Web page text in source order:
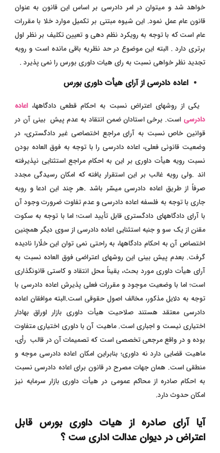
خواهد شد و میتوان در امر دادرسی بر اساس این قانون به عنوان
قانون عام عمل نمود. این شیوه مبتنی بر تکمیل موارد خلا با مقررات
عام است که با توجه به رویکرد نظم دهی و تعیین تکلیف بر نظر اول
برتری دارد . البته این موضوع در حد نظریه باقی مانده است و رویه
تجدید نظر خواهی نسبت به رای هیات داوری بورس را نمی پذیرد .
اعاده دادرسی از آرای هیأت داوری بورس
یکی از روشهای اعتراض نسبت به احکام قطعی دادگاهها، اعاده
دادرسی است. برخی استادان ضمن انتقاد به عدم پیش بینی آن در
قوانین خاص نسبت به آرای مراجع اختصاصی غیر دادگستری، در
وضعیت قانونی فعلی، اعاده دادرسی را با توجه به فوق العاده بودن
نسبت رویه هیأت داوری بر این به احکام مراجع استثنایی نپذیرفته
اند .ولی رویه غالب بر این استقرار یافته که امکان رسیدگی مجدد
صرفاً از طریق اعاده دادرسی میسّر باشد .هر چند این ادعا و رویه
جاری با توجه به فلسفه اعاده دادرسی و عدم تفاوت ضرورت وجود آن
با آرای دادگاههای دادگستری قابل تأیید است؛ اما با توجه به سکوت
مقنن از یک سو و جنبه استثنایی اعاده دادرسی از سوی دیگر همچنین
اختصاص آن به احکام دادگاهها، به راحتی نمی توان این خلًارا نادیده
گرفت. بعدم پیش بینی این روشهای اعتراضی فوق العاده نسبت به
آرای هیأت داوری مورد بحث، یقیناً محل انتقاد و کاستی قانونگذاری
است؛ اما با وضعیت موجود و مقررات فعلی پذیرش اعاده دادرسی با
توجه به دلایل مذکور، مخالف اصول حقوقی است.البته موافقان اعاده
دادرسی معتقد هستند صلاحیت هیأت داوری بازار اوراق بهادار
اختیاری نیست و اجباری است. ماهیت آن با داوری اختیاری متفاوت
بوده و در واقع مرجعی تخصصی است که تصمیمات آن در قالب رأی،
ماهیت قضایی دارد نه داوری؛ بنابراین امکان اعاده دادرسی موجه و
منطقی است. همان جهات مصرح در قانون برای اعاده دادرسی نسبت
به احکام صادره از محاکم عمومی در هیأت داوری بازار سرمایه نیز
امکان حدوث دارد.
آیا آرای صادره از هیات داوری بورس قابل
اعتراض در دیوان عدالت اداری ست ؟